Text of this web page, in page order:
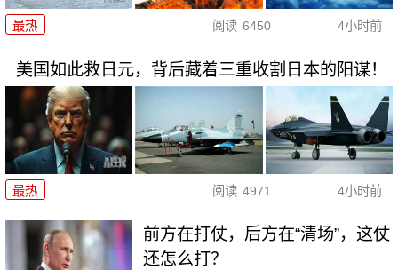
最热 阅读 6450 4小时前
美国如此救日元，背后藏着三重收割日本的阳谋！
最热 阅读 4971 4小时前
前方在打仗，后方在“清场”，这仗
还怎么打？